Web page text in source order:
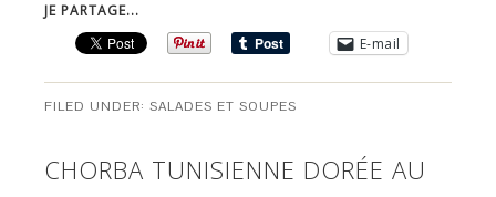
JE PARTAGE...
E-mail
FILED UNDER:SALADES ET SOUPES
CHORBA TUNISIENNE DORÉE AU